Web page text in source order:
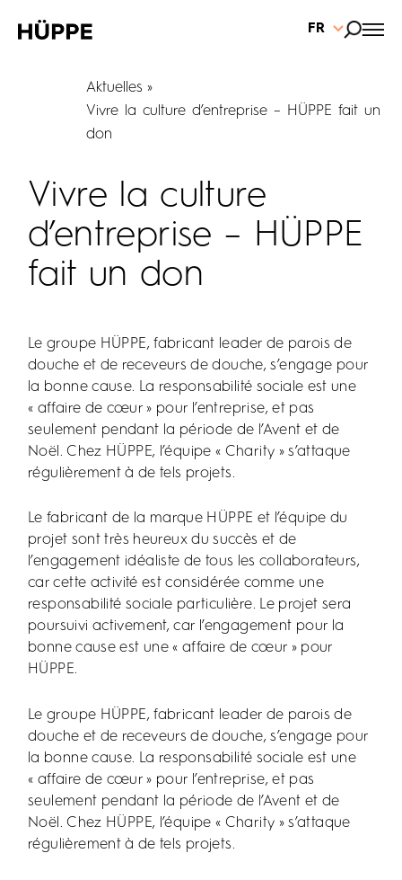
FR
Aktuelles
Vivre la culture d’entreprise – HÜPPE fait un
don
Vivre la culture
d’entreprise – HÜPPE
fait un don
Le groupe HÜPPE, fabricant leader de parois de
douche et de receveurs de douche, s’engage pour
la bonne cause. La responsabilité sociale est une
« affaire de cœur » pour l’entreprise, et pas
seulement pendant la période de l’Avent et de
Noël. Chez HÜPPE, l’équipe « Charity » s’attaque
régulièrement à de tels projets.
Le fabricant de la marque HÜPPE et l’équipe du
projet sont très heureux du succès et de
l’engagement idéaliste de tous les collaborateurs,
car cette activité est considérée comme une
responsabilité sociale particulière. Le projet sera
poursuivi activement, car l’engagement pour la
bonne cause est une « affaire de cœur » pour
HÜPPE.
Le groupe HÜPPE, fabricant leader de parois de
douche et de receveurs de douche, s’engage pour
la bonne cause. La responsabilité sociale est une
« affaire de cœur » pour l’entreprise, et pas
seulement pendant la période de l’Avent et de
Noël. Chez HÜPPE, l’équipe « Charity » s’attaque
régulièrement à de tels projets.